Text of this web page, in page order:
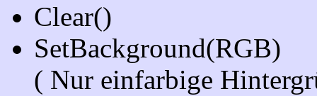
Clear()
SetBackground(RGB)
( Nur einfarbige